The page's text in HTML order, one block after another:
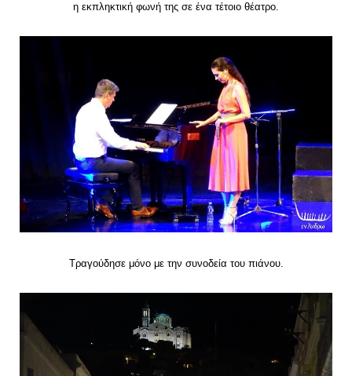
η εκπληκτική φωνή της σε ένα τέτοιο θέατρο.
Τραγούδησε μόνο με την συνοδεία του πιάνου.